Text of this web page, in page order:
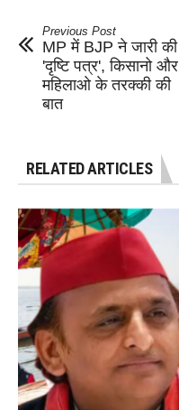
Previous Post
MP में BJP ने जारी की
'दृष्टि पत्र', किसानो और
महिलाओ के तरक्की की
बात
RELATED ARTICLES